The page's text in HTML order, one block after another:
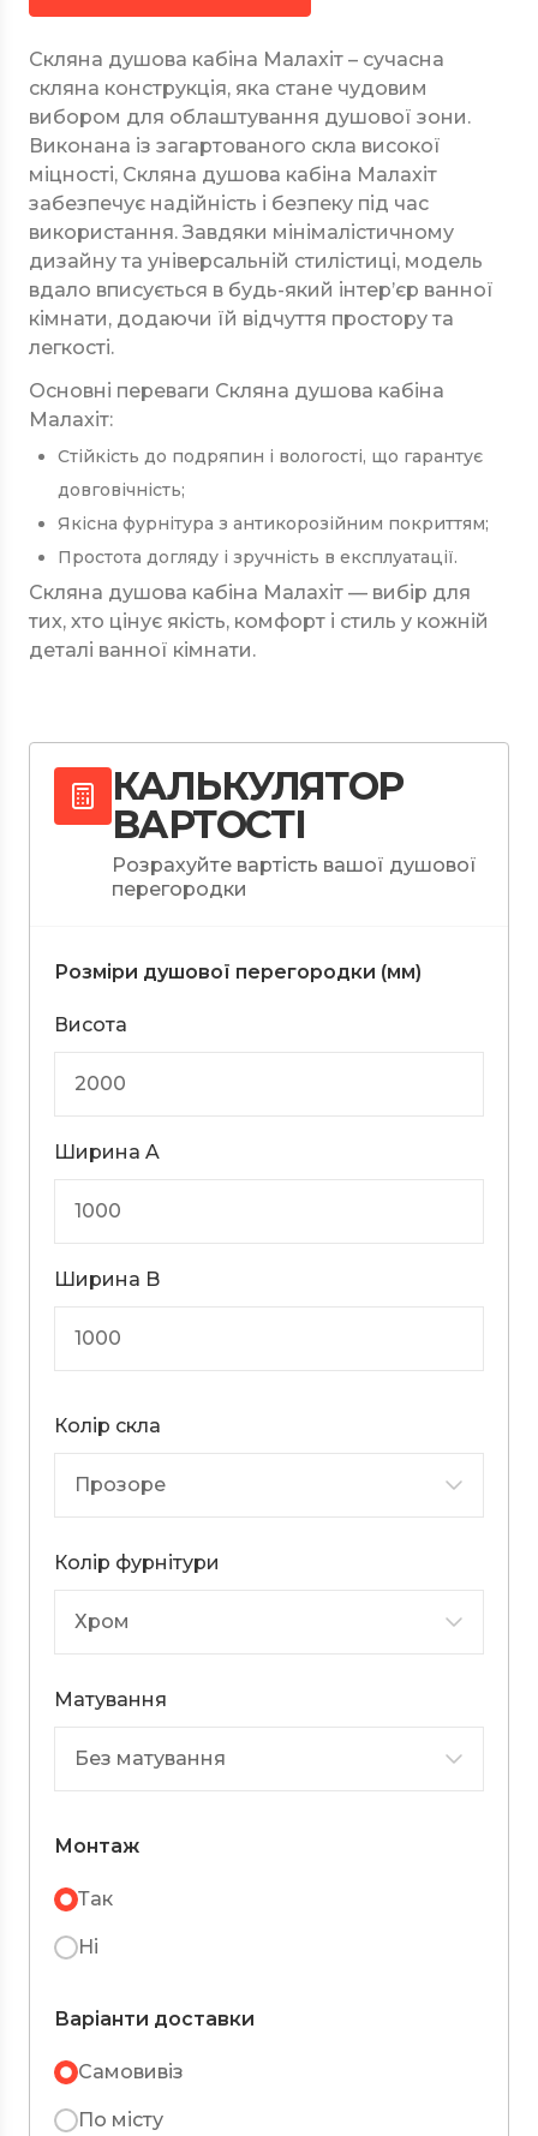
Скляна душова кабіна Малахіт – сучасна
скляна конструкція, яка стане чудовим
вибором для облаштування душової зони.
Виконана із загартованого скла високої
міцності, Скляна душова кабіна Малахіт
забезпечує надійність і безпеку під час
використання. Завдяки мінімалістичному
дизайну та універсальній стилістиці, модель
вдало вписується в будь-який інтер’єр ванної
кімнати, додаючи їй відчуття простору та
легкості.
Основні переваги Скляна душова кабіна
Малахіт:
Стійкість до подряпин і вологості, що гарантує
довговічність;
Якісна фурнітура з антикорозійним покриттям;
Простота догляду і зручність в експлуатації.
Скляна душова кабіна Малахіт — вибір для
тих, хто цінує якість, комфорт і стиль у кожній
деталі ванної кімнати.
КАЛЬКУЛЯТОР
ВАРТОСТІ
Розрахуйте вартість вашої душової
перегородки
Розміри душової перегородки (мм)
Висота
Ширина A
Ширина B
Колір скла
Колір фурнітури
Матування
Монтаж
Так
Ні
Варіанти доставки
Самовивіз
По місту